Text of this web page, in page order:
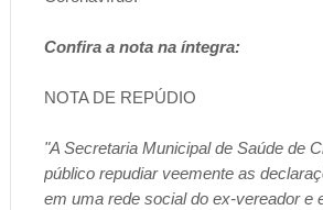
Confira a nota na íntegra:
NOTA DE REPÚDIO
"A Secretaria Municipal de Saúde de
público repudiar veemente as
em uma rede social do ex-vereador e